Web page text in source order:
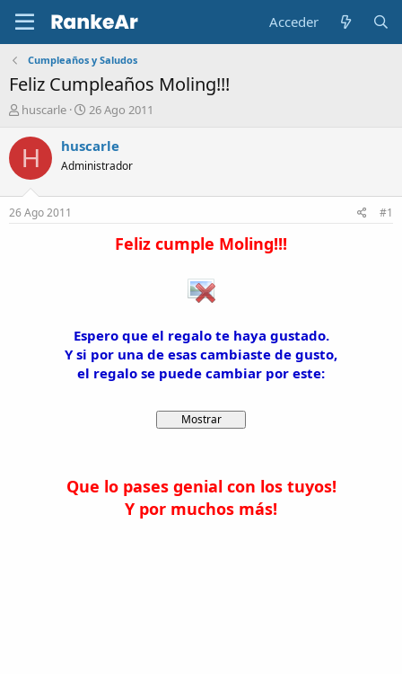
Acceder
Cumpleaños y Saludos
Feliz Cumpleaños Moling!!!
A
t
o
r
huscarle
F
c
h
a
26 Ago 2011
H huscarle
Administrador
26 Ago 2011 #1
Feliz cumple Moling!!!
Espero que el regalo te haya gustado.
Y si por una de esas cambiaste de gusto,
el regalo se puede cambiar por este:
Que lo pases genial con los tuyos!
Y por muchos más!